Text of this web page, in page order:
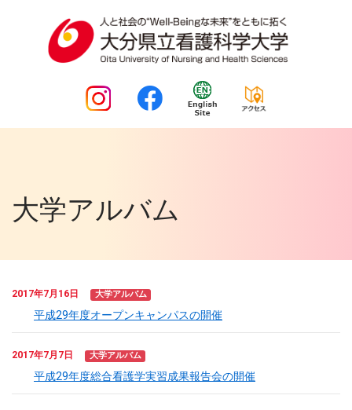
大学アルバム
2017年7月16日 大学アルバム
平成29年度オープンキャンパスの開催
2017年7月7日 大学アルバム
平成29年度総合看護学実習成果報告会の開催